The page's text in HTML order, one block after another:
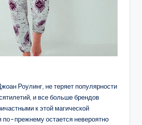
Роулинг, не теряет популярности
и все больше брендов
к этой магической
по-прежнему остается невероятно